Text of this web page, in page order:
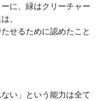
に、緑はクリーチャー
、
たせるために認めたこと
い」という能力は全て